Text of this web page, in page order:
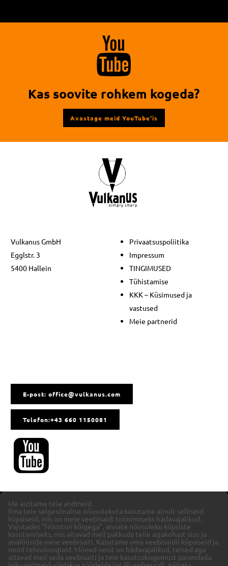
külastada
ka
meie
kanalit
Kas soovite rohkem kogeda?
Avastage meid YouTube'is
Vulkanus GmbH
Egglstr. 3
5400 Hallein
Privaatsuspoliitika
Impressum
TINGIMUSED
Tühistamise
KKK – Küsimused ja
vastused
Meie partnerid
E-post: office@vulkanus.com
Telefon:+43 660 1150081
Me austame teie andmeid
Ilma teie selgesõnalise nõusolekuta kasutame ainult selliseid
küpsiseid, mis on meie veebisaidi toimimiseks hädavajalikud.
Vajutades "Nõustun kõigega", annate nõusoleku küpsiste
kasutamiseks, mis aitavad meil pakkuda teile asjakohast sisu ja
analüüsida meie veebisaiti. Kasutame oma veebisaidil küpsiseid ja
muid tehnoloogiaid. Mõned neist on hädavajalikud, teised aga
aitavad meil seda veebisaiti ja teie kasutuskogemust parandada.